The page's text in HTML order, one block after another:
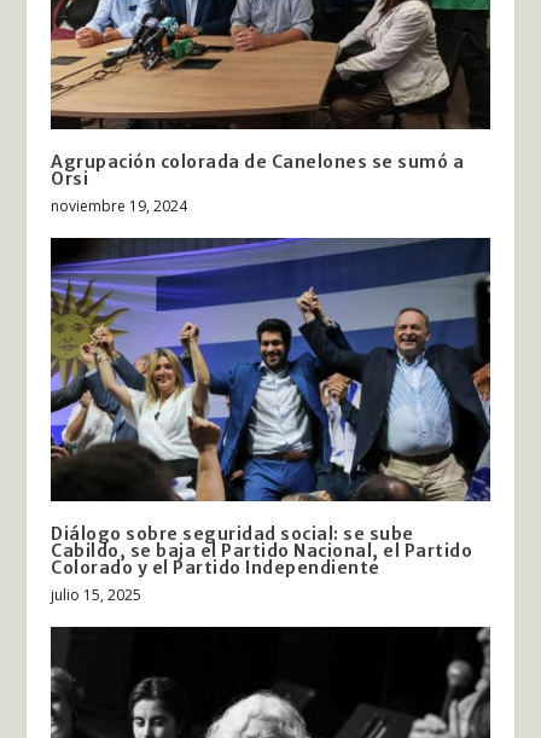
Agrupación colorada de Canelones se sumó a
Orsi
noviembre 19, 2024
Diálogo sobre seguridad social: se sube
Cabildo, se baja el Partido Nacional, el Partido
Colorado y el Partido Independiente
julio 15, 2025